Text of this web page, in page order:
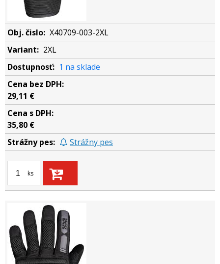
X40709-003-2XL
2XL
1 na sklade
29,11 €
35,80 €
Strážny pes
ks